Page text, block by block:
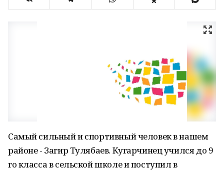
Самый сильный и спортивный человек в нашем
районе - Загир Тулябаев. Кугарчинец учился до 9
го класса в сельской школе и поступил в